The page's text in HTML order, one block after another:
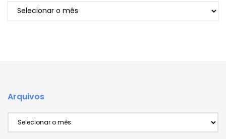
Arquivos
Arquivos